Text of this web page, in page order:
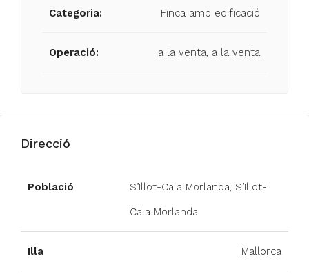
Categoria: Finca amb edificació
Operació: a la venta, a la venta
Direcció
Població
S’Illot-Cala Morlanda, S’Illot-
Cala Morlanda
Illa Mallorca